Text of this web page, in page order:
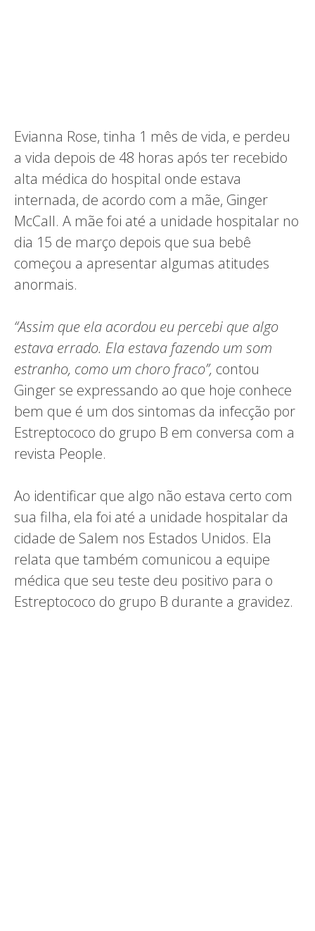
Evianna Rose, tinha 1 mês de vida, e perdeu
a vida depois de 48 horas após ter recebido
alta médica do hospital onde estava
internada, de acordo com a mãe, Ginger
McCall. A mãe foi até a unidade hospitalar no
dia 15 de março depois que sua bebê
começou a apresentar algumas atitudes
anormais.
“Assim que ela acordou eu percebi que algo
estava errado. Ela estava fazendo um som
estranho, como um choro fraco”, contou
Ginger se expressando ao que hoje conhece
bem que é um dos sintomas da infecção por
Estreptococo do grupo B em conversa com a
revista People.
Ao identificar que algo não estava certo com
sua filha, ela foi até a unidade hospitalar da
cidade de Salem nos Estados Unidos. Ela
relata que também comunicou a equipe
médica que seu teste deu positivo para o
Estreptococo do grupo B durante a gravidez.